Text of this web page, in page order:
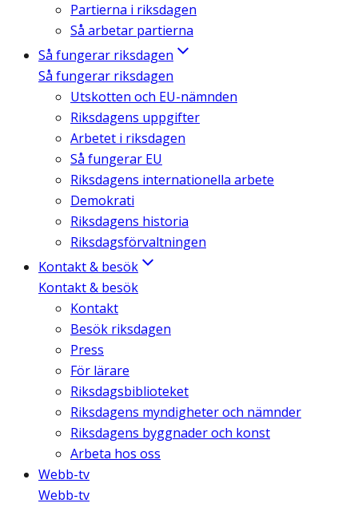
Partierna i riksdagen
Så arbetar partierna
Så fungerar riksdagen
Så fungerar riksdagen
Utskotten och EU-nämnden
Riksdagens uppgifter
Arbetet i riksdagen
Så fungerar EU
Riksdagens internationella arbete
Demokrati
Riksdagens historia
Riksdagsförvaltningen
Kontakt & besök
Kontakt & besök
Kontakt
Besök riksdagen
Press
För lärare
Riksdagsbiblioteket
Riksdagens myndigheter och nämnder
Riksdagens byggnader och konst
Arbeta hos oss
Webb-tv
Webb-tv